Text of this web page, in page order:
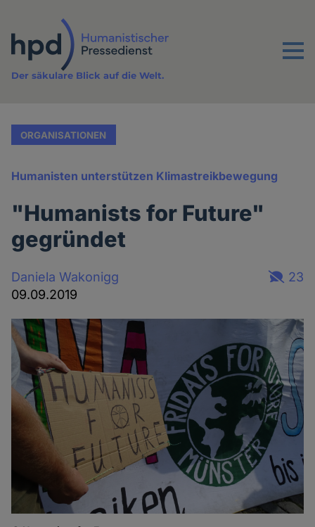
Inhalt
Menu
Der säkulare Blick auf die Welt.
ORGANISATIONEN
Humanisten unterstützen Klimastreikbewegung
"Humanists for Future"
gegründet
Daniela Wakonigg
09.09.2019
23